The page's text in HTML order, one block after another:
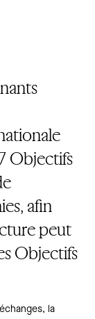
Objectifs
afin
peut
Objectifs
la